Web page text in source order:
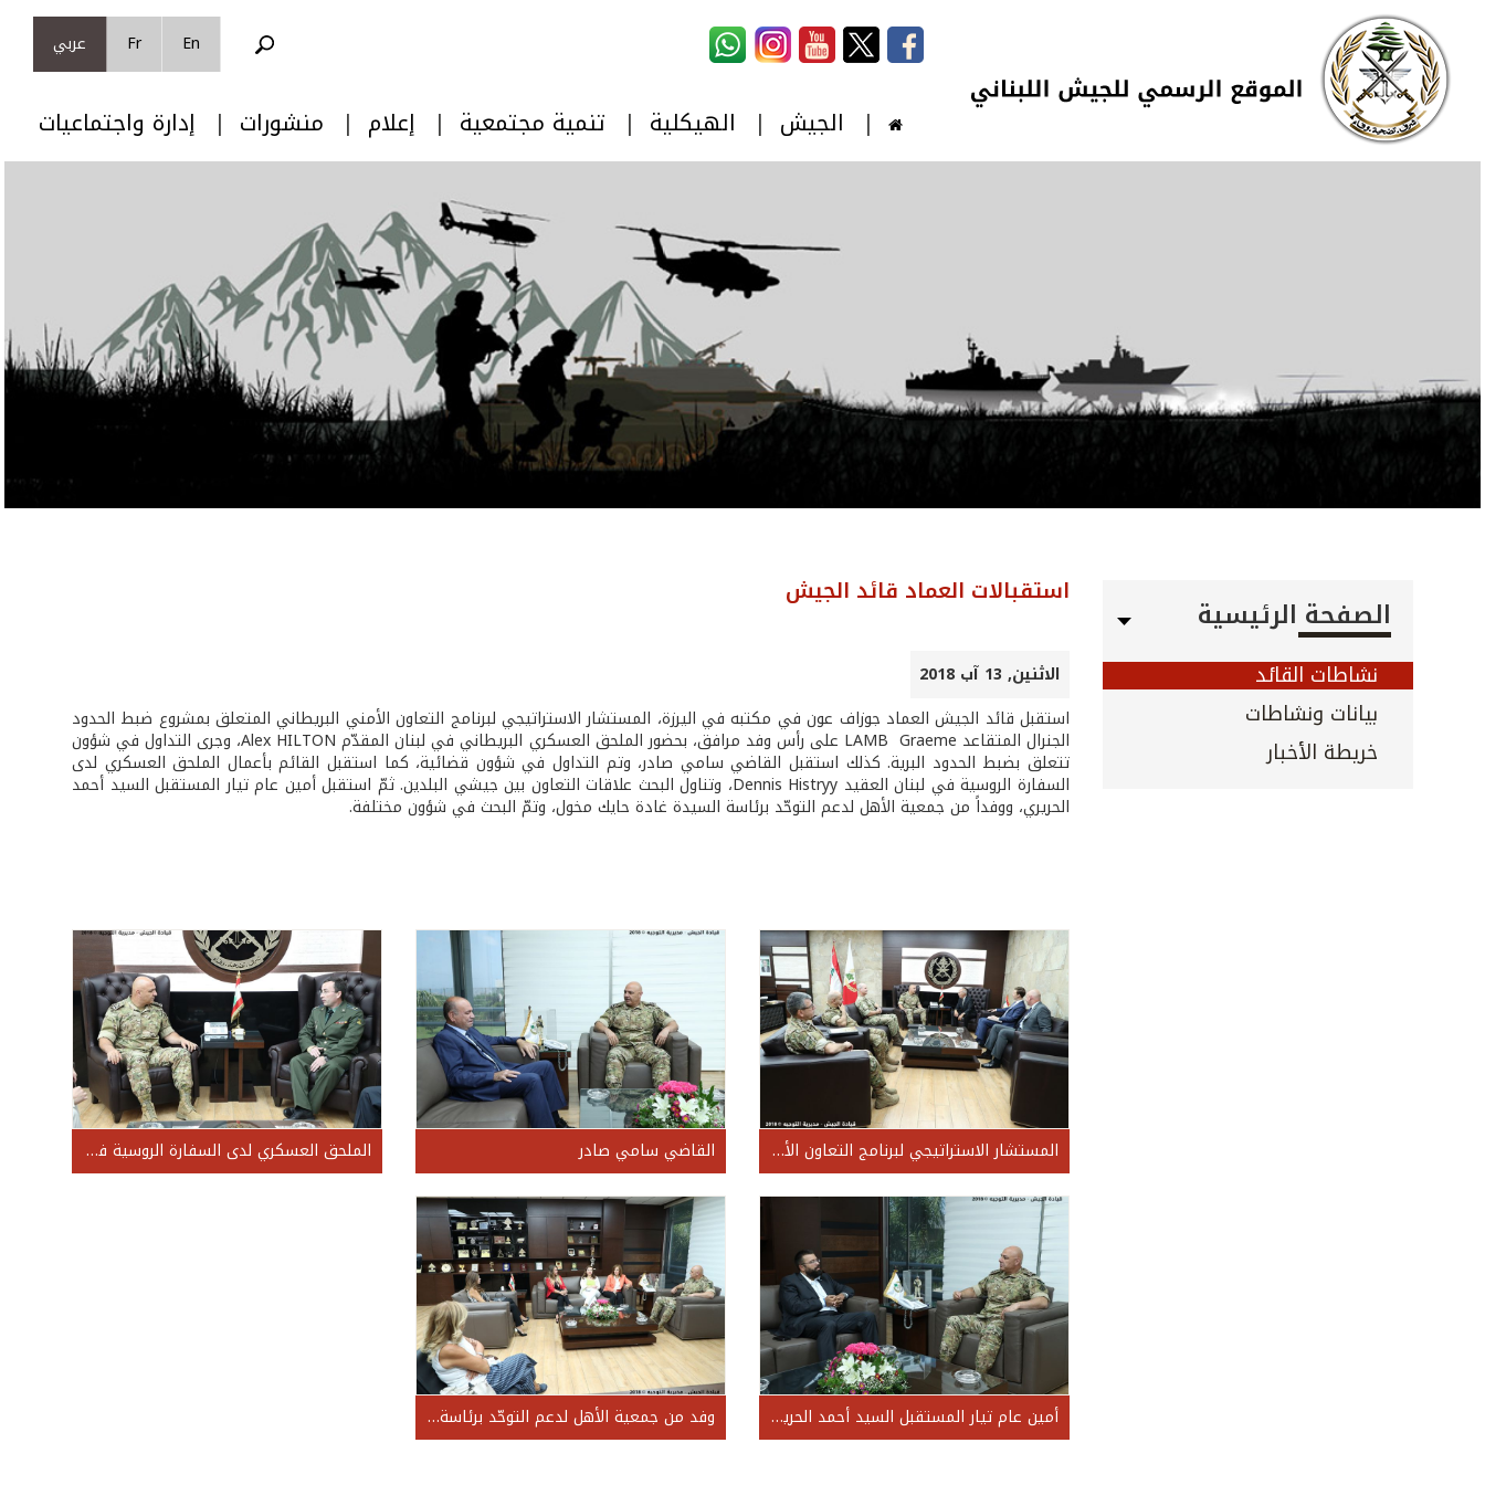
تجاوز إلى المحتوى الرئيسي
Skip to navigation
En
Fr عربي
الجيش الهيكلية تنمية مجتمعية إعلام منشورات إدارة واجتماعيات
الصفحة الرئيسية
نشاطات القائد
بيانات ونشاطات
خريطة الأخبار
استقبالات العماد قائد الجيش
الاثنين, 13 آب 2018
استقبل قائد الجيش العماد جوزاف عون في مكتبه في اليرزة، المستشار الاستراتيجي لبرنامج التعاون الأمني البريطاني المتعلق بمشروع ضبط الحدود
الجنرال المتقاعد LAMB Graeme على رأس وفد مرافق، بحضور الملحق العسكري البريطاني في لبنان المقدّم Alex HILTON، وجرى التداول في شؤون
تتعلق بضبط الحدود البرية. كذلك استقبل القاضي سامي صادر، وتم التداول في شؤون قضائية، كما استقبل القائم بأعمال الملحق العسكري لدى
السفارة الروسية في لبنان العقيد Dennis Histryy، وتناول البحث علاقات التعاون بين جيشي البلدين. ثمّ استقبل أمين عام تيار المستقبل السيد أحمد
الحريري، ووفداً من جمعية الأهل لدعم التوحّد برئاسة السيدة غادة حايك مخول، وتمّ البحث في شؤون مختلفة.
المستشار الاستراتيجي لبرنامج التعاون الأمني البريطاني المتعلق بمشروع ضبط الحدود الجنرال المتقاعد LAMB Graeme على رأس وفد مرافق، بحضور الملحق العسكري البريطاني في لبنان المقدّم Alex HILTON القاضي سامي صادر الملحق العسكري لدى السفارة الروسية في لبنان العقيد Dennis Histryy
أمين عام تيار المستقبل السيد أحمد الحريري وفد من جمعية الأهل لدعم التوحّد برئاسة السيدة غادة حايك مخول